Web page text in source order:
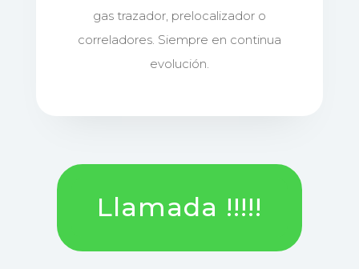
gas trazador, prelocalizador o
correladores. Siempre en continua
evolución.
Llamada !!!!!